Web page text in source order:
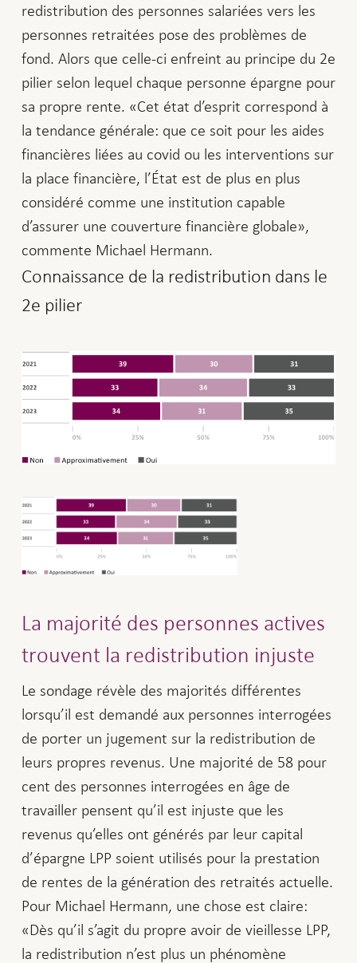
redistribution des personnes salariées vers les
personnes retraitées pose des problèmes de
fond. Alors que celle-ci enfreint au principe du 2e
pilier selon lequel chaque personne épargne pour
sa propre rente. «Cet état d’esprit correspond à
la tendance générale: que ce soit pour les aides
financières liées au covid ou les interventions sur
la place financière, l’État est de plus en plus
considéré comme une institution capable
d’assurer une couverture financière globale»,
commente Michael Hermann.
Connaissance de la redistribution dans le
2e pilier
La majorité des personnes actives
trouvent la redistribution injuste
Le sondage révèle des majorités différentes
lorsqu’il est demandé aux personnes interrogées
de porter un jugement sur la redistribution de
leurs propres revenus. Une majorité de 58 pour
cent des personnes interrogées en âge de
travailler pensent qu’il est injuste que les
revenus qu’elles ont générés par leur capital
d’épargne LPP soient utilisés pour la prestation
de rentes de la génération des retraités actuelle.
Pour Michael Hermann, une chose est claire:
«Dès qu’il s’agit du propre avoir de vieillesse LPP,
la redistribution n’est plus un phénomène